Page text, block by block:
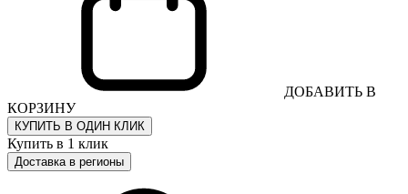
ДОБАВИТЬ В
КОРЗИНУ
КУПИТЬ В ОДИН КЛИК
Купить в 1 клик
Доставка в регионы